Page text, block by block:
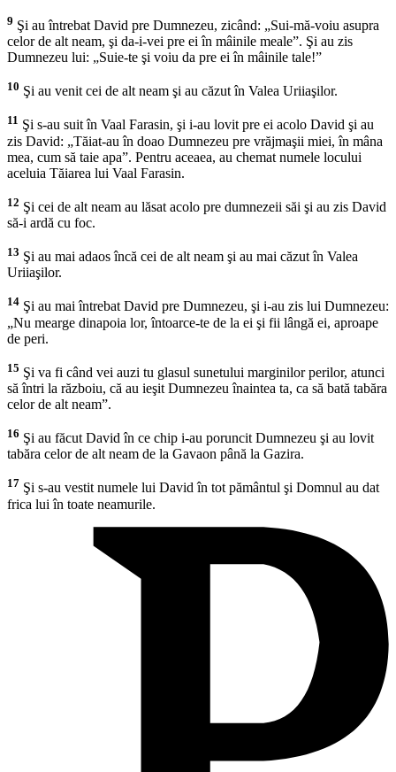
9 Şi au întrebat David pre Dumnezeu, zicând: „Sui-mă-voiu asupra
celor de alt neam, şi da-i-vei pre ei în mâinile meale”. Şi au zis
Dumnezeu lui: „Suie-te şi voiu da pre ei în mâinile tale!”
10 Şi au venit cei de alt neam şi au căzut în Valea Uriiaşilor.
11 Şi s-au suit în Vaal Farasin, şi i-au lovit pre ei acolo David şi au
zis David: „Tăiat-au în doao Dumnezeu pre vrăjmaşii miei, în mâna
mea, cum să taie apa”. Pentru aceaea, au chemat numele locului
aceluia Tăiarea lui Vaal Farasin.
12 Şi cei de alt neam au lăsat acolo pre dumnezeii săi şi au zis David
să-i ardă cu foc.
13 Şi au mai adaos încă cei de alt neam şi au mai căzut în Valea
Uriiaşilor.
14 Şi au mai întrebat David pre Dumnezeu, şi i-au zis lui Dumnezeu:
„Nu mearge dinapoia lor, întoarce-te de la ei şi fii lângă ei, aproape
de peri.
15 Şi va fi când vei auzi tu glasul sunetului marginilor perilor, atunci
să întri la războiu, că au ieşit Dumnezeu înaintea ta, ca să bată tabăra
celor de alt neam”.
16 Şi au făcut David în ce chip i-au poruncit Dumnezeu şi au lovit
tabăra celor de alt neam de la Gavaon până la Gazira.
17 Şi s-au vestit numele lui David în tot pământul şi Domnul au dat
frica lui în toate neamurile.